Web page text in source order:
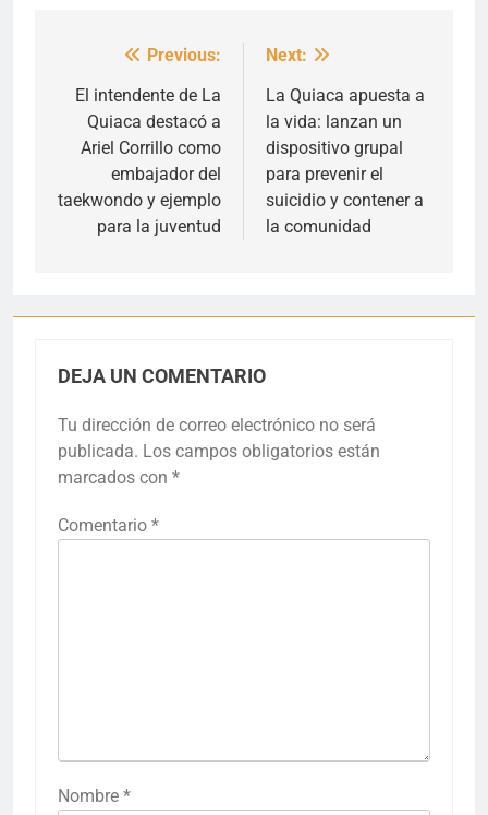
Navegación
de
entradas
Previous:
El intendente de La
Quiaca destacó a
Ariel Corrillo como
embajador del
taekwondo y ejemplo
para la juventud
Next:
La Quiaca apuesta a
la vida: lanzan un
dispositivo grupal
para prevenir el
suicidio y contener a
la comunidad
DEJA UN COMENTARIO
Tu dirección de correo electrónico no será
publicada. Los campos obligatorios están
marcados con *
Comentario *
Nombre *